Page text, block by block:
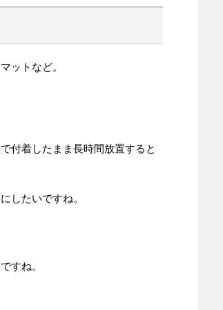
ットなど。
付着したまま長時間放置すると
したいですね。
すね。